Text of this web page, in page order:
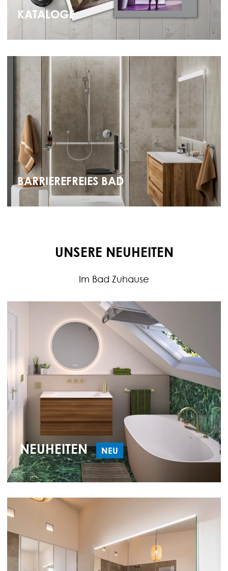
KATALOGE
BARRIEREFREIES BAD
UNSERE NEUHEITEN
Im Bad Zuhause
NEUHEITEN NEU